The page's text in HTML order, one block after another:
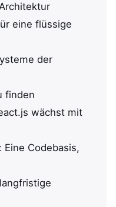
eine flüssige
der
finden
wächst mit
Eine Codebasis,